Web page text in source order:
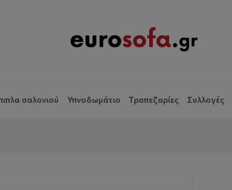
σαλονιού Υπνοδωμάτιο Τραπεζαρίες Συλλογές